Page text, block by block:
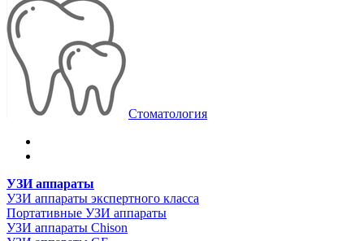
Стоматология
УЗИ аппараты
УЗИ аппараты экспертного класса
Портативные УЗИ аппараты
УЗИ аппараты Chison